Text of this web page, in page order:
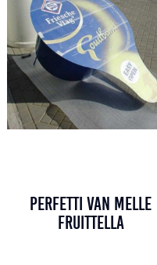
PERFETTI VAN MELLE
FRUITTELLA